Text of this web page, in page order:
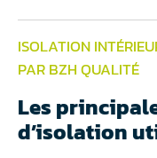
ISOLATION
PAR BZH QUALITÉ
Les
d’isolation